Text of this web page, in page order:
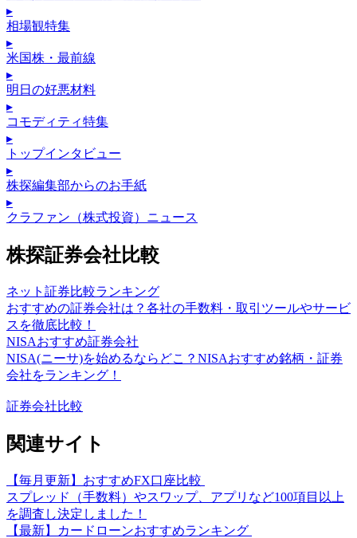
▸
相場観特集
▸
米国株・最前線
▸
明日の好悪材料
▸
コモディティ特集
▸
トップインタビュー
▸
株探編集部からのお手紙
▸
クラファン（株式投資）ニュース
株探証券会社比較
ネット証券比較ランキング
おすすめの証券会社は？各社の手数料・取引ツールやサービ
スを徹底比較！
NISAおすすめ証券会社
NISA(ニーサ)を始めるならどこ？NISAおすすめ銘柄・証券
会社をランキング！
証券会社比較
関連サイト
【毎月更新】おすすめFX口座比較
スプレッド（手数料）やスワップ、アプリなど100項目以上
を調査し決定しました！
【最新】カードローンおすすめランキング